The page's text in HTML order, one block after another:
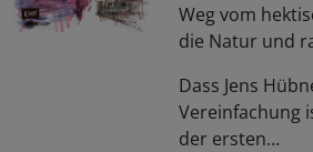
Weg vom
die Natur und
Dass Jens
Vereinfachung
der ersten…